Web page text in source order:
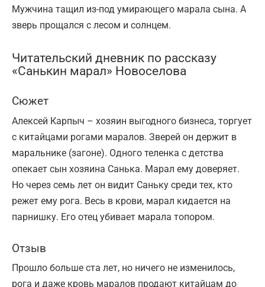
Мужчина тащил из-под умирающего марала сына. А
зверь прощался с лесом и солнцем.
Читательский дневник по рассказу
«Санькин марал» Новоселова
Сюжет
Алексей Карпыч – хозяин выгодного бизнеса, торгует
с китайцами рогами маралов. Зверей он держит в
маральнике (загоне). Одного теленка с детства
опекает сын хозяина Санька. Марал ему доверяет.
Но через семь лет он видит Саньку среди тех, кто
режет ему рога. Весь в крови, марал кидается на
парнишку. Его отец убивает марала топором.
Отзыв
Прошло больше ста лет, но ничего не изменилось,
рога и даже кровь маралов продают китайцам до